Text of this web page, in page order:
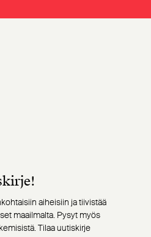
aiheisiin ja tiivistää
maailmalta. Pysyt myös
Tilaa uutiskirje